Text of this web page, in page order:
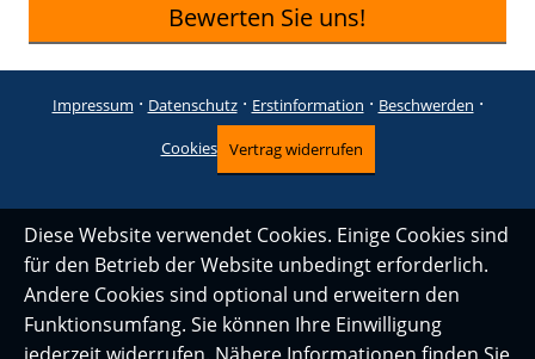
Bewerten Sie uns!
Impressum · Datenschutz· Erstinformation · Beschwerden ·
Cookies Vertrag widerrufen
Diese Website verwendet Cookies. Einige Cookies sind
für den Betrieb der Website unbedingt erforderlich.
Andere Cookies sind optional und erweitern den
Funktionsumfang. Sie können Ihre Einwilligung